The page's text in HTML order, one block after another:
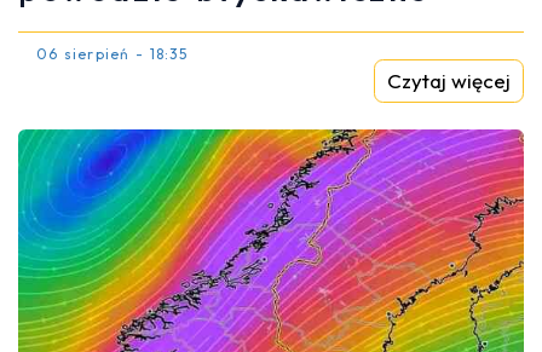
06 sierpień - 18:35
Czytaj więcej